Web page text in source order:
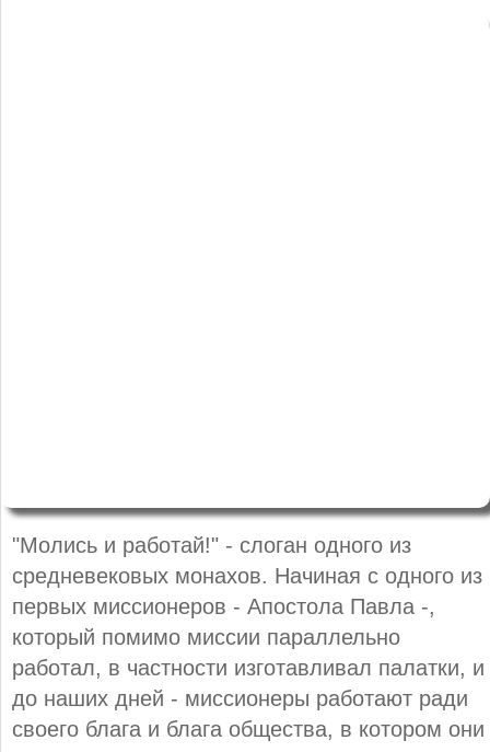
"Молись и работай!" - слоган одного из
средневековых монахов. Начиная с одного из
первых миссионеров - Апостола Павла -,
который помимо миссии параллельно
работал, в частности изготавливал палатки, и
до наших дней - миссионеры работают ради
своего блага и блага общества, в котором они